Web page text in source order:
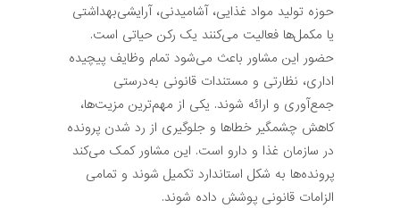
حوزه تولید مواد غذایی، آشامیدنی، آرایشی‌بهداشتی
یا مکمل‌ها فعالیت می‌کنند یک رکن حیاتی است.
حضور این مشاور باعث می‌شود تمام وظایف پیچیده
اداری، نظارتی و مستندات قانونی به‌درستی
جمع‌آوری و ارائه شوند. یکی از مهم‌ترین مزیت‌ها،
کاهش چشمگیر خطاها و جلوگیری از رد شدن پرونده
در سازمان غذا و دارو است. این مشاور کمک می‌کند
پرونده‌ها به شکل استاندارد تکمیل شوند و تمامی
الزامات قانونی پوشش داده شوند.